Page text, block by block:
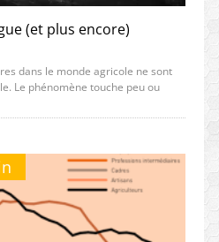
(et plus encore)
dans le monde agricole ne sont
Le phénomène touche peu ou